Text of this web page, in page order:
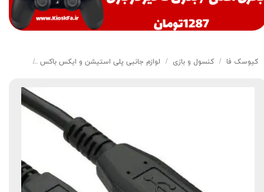
کیوسک‌ فا کنسول و بازی لوازم جانبی پلی استیشن و ایکس باکس